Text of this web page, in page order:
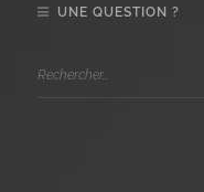
UNE QUESTION ?